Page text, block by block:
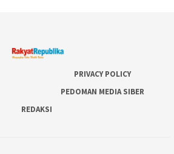
PRIVACY POLICY
PEDOMAN MEDIA SIBER
REDAKSI